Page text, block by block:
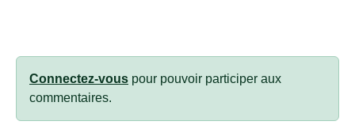
Connectez-vous pour pouvoir participer aux
commentaires.